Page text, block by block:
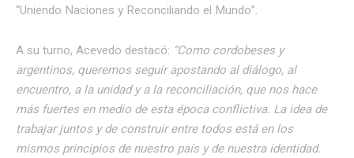
“Uniendo Naciones y Reconciliando el Mundo”.
A su turno, Acevedo destacó: “Como cordobeses y
argentinos, queremos seguir apostando al diálogo, al
encuentro, a la unidad y a la reconciliación, que nos hace
más fuertes en medio de esta época conflictiva. La idea de
trabajar juntos y de construir entre todos está en los
mismos principios de nuestro país y de nuestra identidad.